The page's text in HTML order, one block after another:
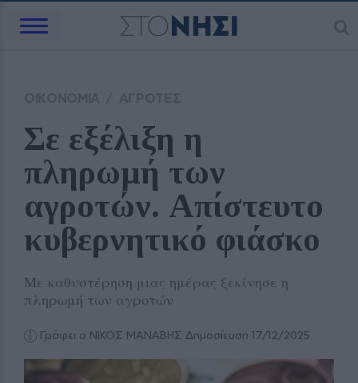
Σε εξέλιξη η
πληρωμή των
αγροτών. Απίστευτο
κυβερνητικό φιάσκο
Με καθυστέρηση μιας ημέρας ξεκίνησε η
πληρωμή των αγροτών
Γράφει ο ΝΙΚΟΣ ΜΑΝΑΒΗΣ Δημοσίευση 17/12/2025